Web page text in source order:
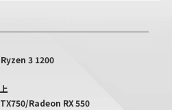
3 1200
Radeon RX 550